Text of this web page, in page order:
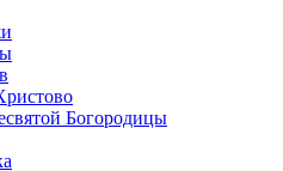
Богородицы